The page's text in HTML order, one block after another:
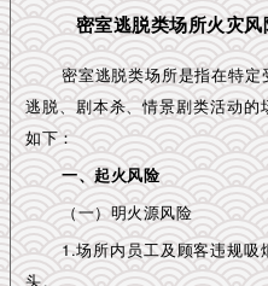
密室逃脱类场所火灾
密室逃脱类场所是指在特
逃脱、剧本杀、情景剧类活动
如下：
一、起火风险
（一）明火源风险
1.场所内员工及顾客违规
头。